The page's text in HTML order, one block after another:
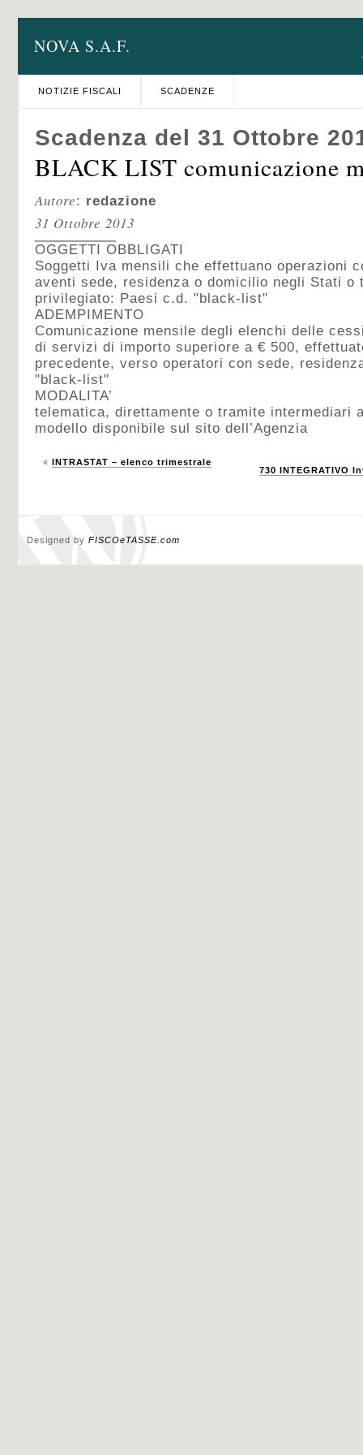
NOVA S.A.F.
NOTIZIE FISCALI SCADENZE
Scadenza del 31 Ottobre
BLACK LIST comunicazione
Autore: redazione
31 Ottobre 2013
OGGETTI OBBLIGATI
Soggetti Iva mensili che effettuano operazioni
aventi sede, residenza o domicilio negli Stati
privilegiato: Paesi c.d. "black-list"
ADEMPIMENTO
Comunicazione mensile degli elenchi delle
di servizi di importo superiore a € 500,
precedente, verso operatori con sede,
"black-list"
MODALITA’
telematica, direttamente o tramite intermediari
modello disponibile sul sito dell’Agenzia
« INTRASTAT – elenco trimestrale
730 INTEGRATIVO
Designed by FISCOeTASSE.com